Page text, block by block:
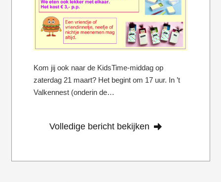
Kom jij ook naar de KidsTime-middag op
zaterdag 21 maart? Het begint om 17 uur. In ’t
Valkennest (onderin de…
Volledige bericht bekijken